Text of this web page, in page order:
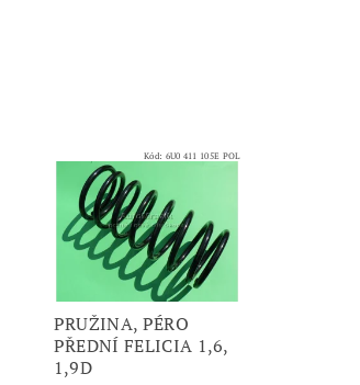
Kód: 6U0 411 105E POL
PRUŽINA, PÉRO
PŘEDNÍ FELICIA 1,6,
1,9D